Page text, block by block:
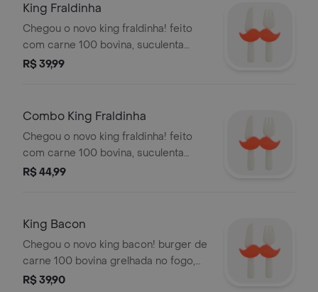
King Fraldinha
Chegou o novo king fraldinha! feito
com carne 100 bovina, suculenta
fraldinha desfiada e defumada, onion
cheddar em um delicioso pão
brioche. a escolha perfeita para quem
é apaixonado por churrasco. um novo
lançamento da família the kings, que já
conta com o king duplo bacon e o
R$ 39,99
Combo King Fraldinha
Chegou o novo king fraldinha! feito
com carne 100 bovina, suculenta
fraldinha desfiada e defumada, onion
cheddar em um delicioso pão
brioche. a escolha perfeita para quem
é apaixonado por churrasco. um novo
lançamento da família the kings, que já
conta com o king duplo bacon e o
R$ 44,99
King Bacon
Chegou o novo king bacon! burger de
carne 100 bovina grelhada no fogo,
uma generosa porção de 6 fatias de
R$ 39,90